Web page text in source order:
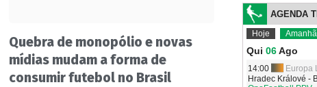
Quebra de monopólio e novas
mídias mudam a forma de
consumir futebol no Brasil